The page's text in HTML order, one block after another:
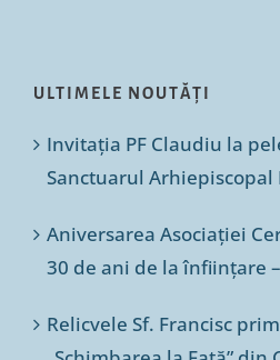
ULTIMELE NOUTĂȚI
Invitația PF Claudiu la
Sanctuarul Arhiepiscopal
Aniversarea Asociației
30 de ani de la înființare
Relicvele Sf. Francisc